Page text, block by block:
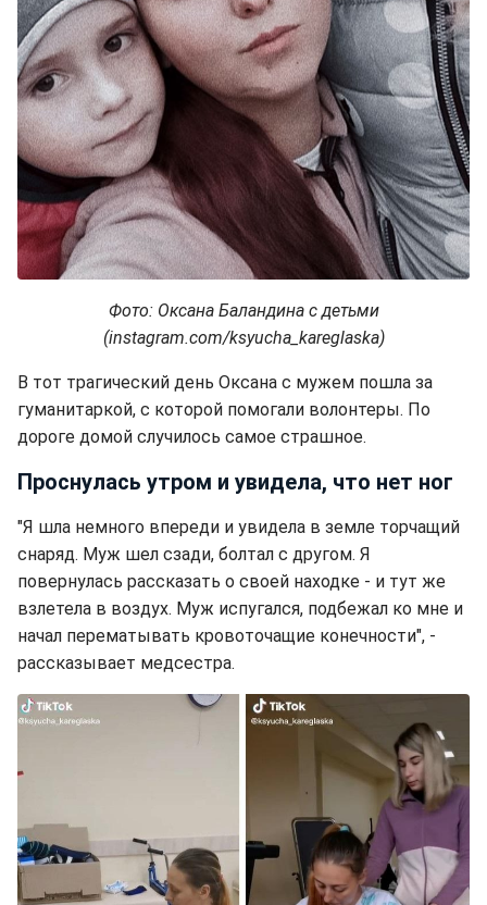
Фото: Оксана Баландина с детьми
(instagram.com/ksyucha_kareglaska)
В тот трагический день Оксана с мужем пошла за
гуманитаркой, с которой помогали волонтеры. По
дороге домой случилось самое страшное.
Проснулась утром и увидела, что нет ног
"Я шла немного впереди и увидела в земле торчащий
снаряд. Муж шел сзади, болтал с другом. Я
повернулась рассказать о своей находке - и тут же
взлетела в воздух. Муж испугался, подбежал ко мне и
начал перематывать кровоточащие конечности", -
рассказывает медсестра.